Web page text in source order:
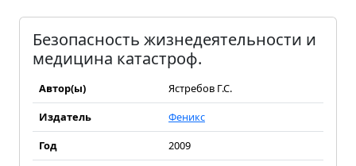
Безопасность жизнедеятельности и
медицина катастроф.
Автор(ы)
Ястребов Г.С.
Издатель
Феникс
Год
2009